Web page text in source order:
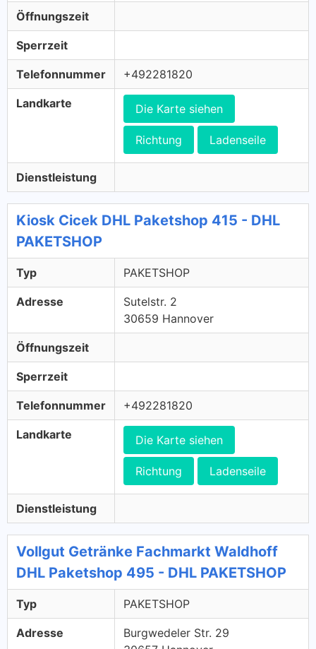
Öffnungszeit
Sperrzeit
Telefonnummer +492281820
Landkarte Die Karte siehen
Richtung Ladenseile
Dienstleistung
Kiosk Cicek DHL Paketshop 415 - DHL
PAKETSHOP
Typ PAKETSHOP
Adresse
Sutelstr. 2
30659 Hannover
Öffnungszeit
Sperrzeit
Telefonnummer +492281820
Landkarte Die Karte siehen
Richtung Ladenseile
Dienstleistung
Vollgut Getränke Fachmarkt Waldhoff
DHL Paketshop 495 - DHL PAKETSHOP
Typ PAKETSHOP
Adresse
Burgwedeler Str. 29